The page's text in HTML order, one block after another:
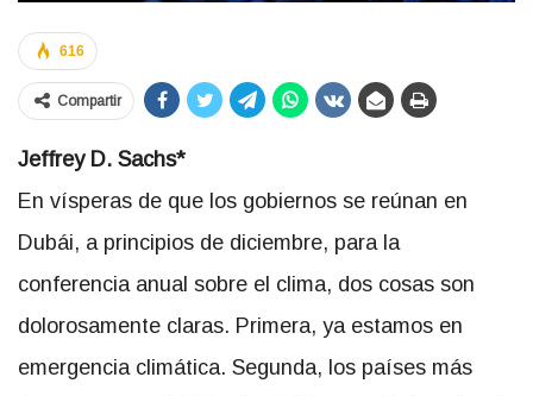
616
Compartir
Jeffrey D. Sachs*
En vísperas de que los gobiernos se reúnan en
Dubái, a principios de diciembre, para la
conferencia anual sobre el clima, dos cosas son
dolorosamente claras. Primera, ya estamos en
emergencia climática. Segunda, los países más